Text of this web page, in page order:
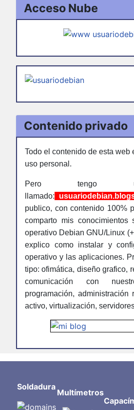
Acceso Nube
Contenido privado
Todo el contenido de esta web
uso personal.
Pero tengo
llamado:
publico, con contenido 100%
comparto mis conocimientos
operativo Debian GNU/Linux
explico como instalar y
operativo y las aplicaciones.
tipo: ofimática, diseño grafico,
comunicación con
programación, administración
activo, virtualización,
Soldadura
Multímetros